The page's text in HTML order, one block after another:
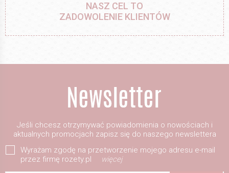
NASZ CEL TO
ZADOWOLENIE KLIENTÓW
Jeśli chcesz otrzymywać powiadomienia o nowościach i
aktualnych promocjach zapisz się do naszego newslettera
Wyrażam zgodę na przetworzenie mojego adresu e-mail
przez firmę rozety.pl
więcej